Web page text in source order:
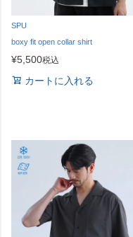
SPU
boxy fit open collar shirt
¥5,500税込
カートに入れる